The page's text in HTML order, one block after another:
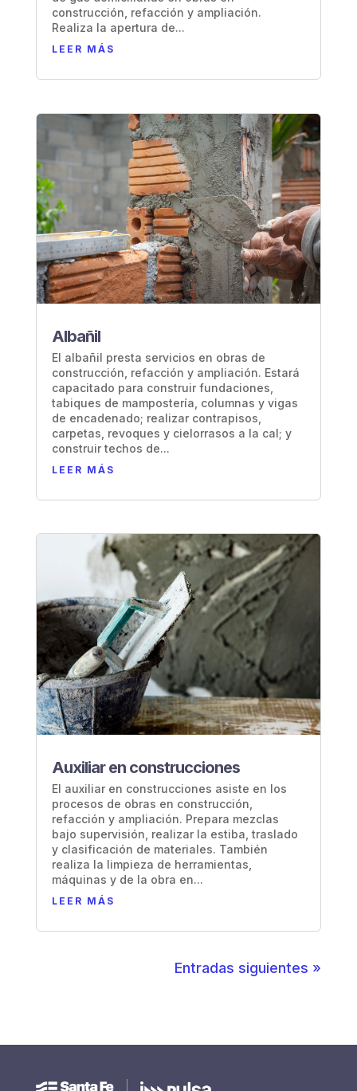
construcción, refacción y ampliación.
Realiza la apertura de...
LEER MÁS
Albañil
El albañil presta servicios en obras de
construcción, refacción y ampliación. Estará
capacitado para construir fundaciones,
tabiques de mampostería, columnas y vigas
de encadenado; realizar contrapisos,
carpetas, revoques y cielorrasos a la cal; y
construir techos de...
LEER MÁS
Auxiliar en construcciones
El auxiliar en construcciones asiste en los
procesos de obras en construcción,
refacción y ampliación. Prepara mezclas
bajo supervisión, realizar la estiba, traslado
y clasificación de materiales. También
realiza la limpieza de herramientas,
máquinas y de la obra en...
LEER MÁS
Entradas siguientes »